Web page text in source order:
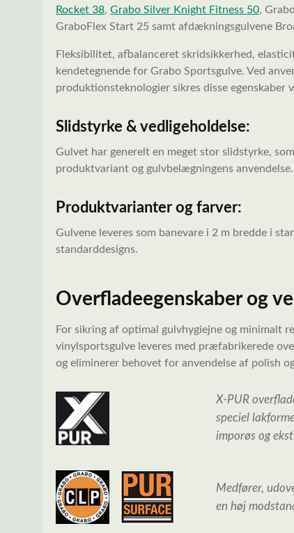
Rocket 38, Grabo Silver Knight Fitness 50,
GraboFlex Start 25 samt afdækningsgulvene
Fleksibilitet, afbalanceret skridsikkerhed,
kendetegnende for Grabo Sportsgulve. Ved
produktionsteknologier sikres disse egenskaber
Slidstyrke & vedligeholdelse:
Gulvet har generelt en meget stor slidstyrke,
produktvariant og gulvbelægningens anvendelse.
Produktvarianter og farver:
Gulvene leveres som banevare i 2 m bredde i
standarddesigns.
Overfladeegenskaber og
For sikring af optimal gulvhygiejne og minimalt
vinylsportsgulve leveres med præfabrikerede
og eliminerer behovet for anvendelse af polish
X-PUR
speciel
imporøs og
Medfører,
en høj